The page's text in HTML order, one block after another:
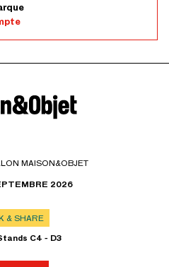
MAISON&OBJET
2026
& SHARE
C4 - D3